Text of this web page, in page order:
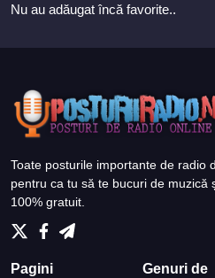
Nu au adăugat încă favorite..
Toate posturile importante de radio
pentru ca tu să te bucuri de muzică
100% gratuit.
Pagini
Genuri de